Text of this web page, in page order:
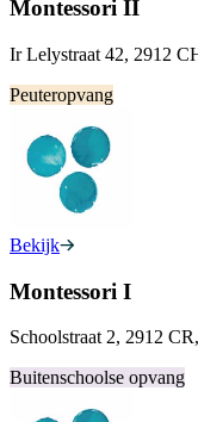
Montessori II
Ir Lelystraat 42, 2912
Peuteropvang
Bekijk
Montessori I
Schoolstraat 2, 2912
Buitenschoolse opvang